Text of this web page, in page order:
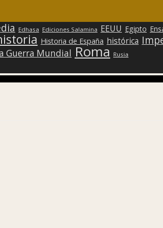
Edhasa Ediciones Salamina EEUU Egipto
Historia de España histórica
Guerra Mundial Roma Rusia